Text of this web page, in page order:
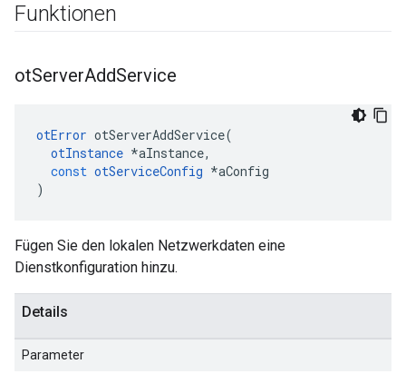
Funktionen
otServerAddService
otError otServerAddService(
otInstance *aInstance,
const otServiceConfig *aConfig
)
Fügen Sie den lokalen Netzwerkdaten eine
Dienstkonfiguration hinzu.
Details
Parameter